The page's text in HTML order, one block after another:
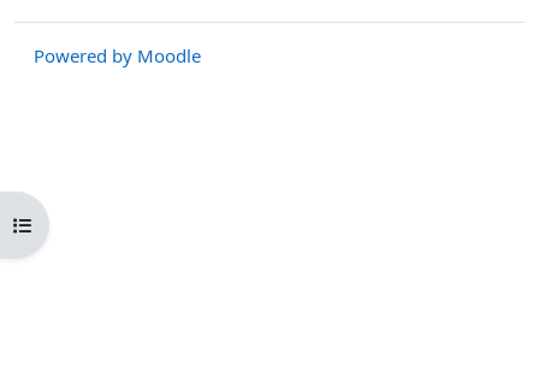
Kursindex öffnen
Powered by Moodle